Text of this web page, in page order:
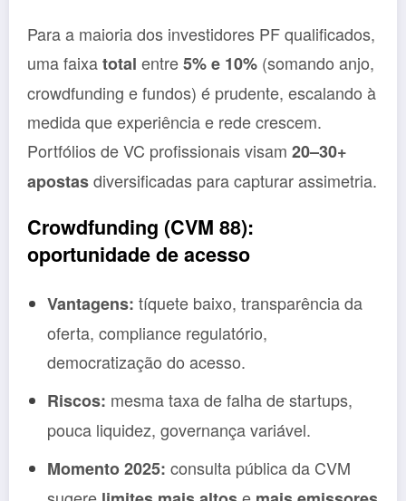
Para a maioria dos investidores PF qualificados,
uma faixatotal entre5% e 10% (somando anjo,
crowdfunding e fundos) é prudente, escalando à
medida que experiência e rede crescem.
Portfólios de VC profissionais visam 20–30+
apostasdiversificadas para capturar assimetria.
Crowdfunding (CVM 88):
oportunidade de acesso
Vantagens: tíquete baixo, transparência da
oferta, compliance regulatório,
democratização do acesso.
Riscos: mesma taxa de falha de startups,
pouca liquidez, governança variável.
Momento 2025: consulta pública da CVM